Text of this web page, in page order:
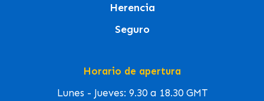
Herencia
Seguro
Horario de apertura
Lunes - Jueves: 9.30 a 18.30 GMT